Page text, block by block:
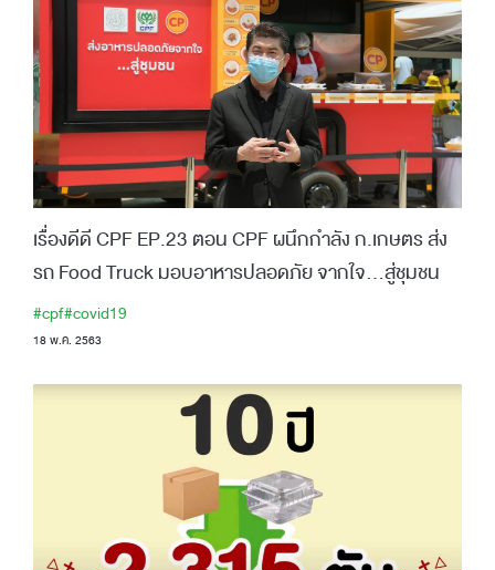
เรื่องดีดี CPF EP.23 ตอน CPF ผนึกกำลัง ก.เกษตร ส่ง
รถ Food Truck มอบอาหารปลอดภัย จากใจ...สู่ชุมชน
#cpf#covid19
18 พ.ค. 2563